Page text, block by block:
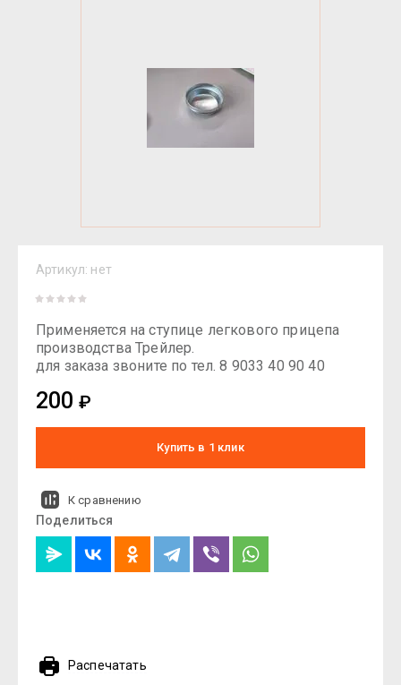
Артикул: нет
Применяется на ступице легкового прицепа
производства Трейлер.
для заказа звоните по тел. 8 9033 40 90 40
200 ₽
Купить в 1 клик
К сравнению
Поделиться
Распечатать